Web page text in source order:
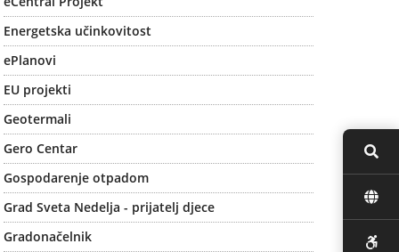
Energetska učinkovitost
ePlanovi
EU projekti
Geotermali
Gero Centar
Gospodarenje otpadom
Grad Sveta Nedelja - prijatelj djece
Gradonačelnik